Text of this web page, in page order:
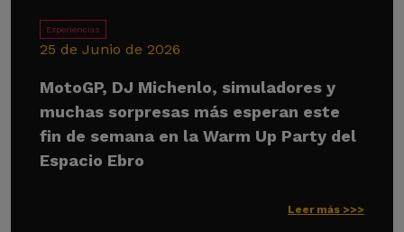
Experiencias
25 de Junio de 2026
MotoGP, DJ Michenlo, simuladores y
muchas sorpresas más esperan este
fin de semana en la Warm Up Party del
Espacio Ebro
Leer más >>>